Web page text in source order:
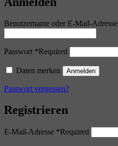
Benutzername oder E-Mail-Adresse
Passwort *Required
Daten merken Anmelden
Passwort vergessen?
Registrieren
E-Mail-Adresse *Required